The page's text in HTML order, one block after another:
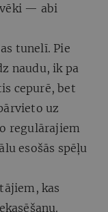
— abi
tunelī. Pie
naudu, ik pa
cepurē, bet
uz
regulārajiem
esošās spēļu
kas